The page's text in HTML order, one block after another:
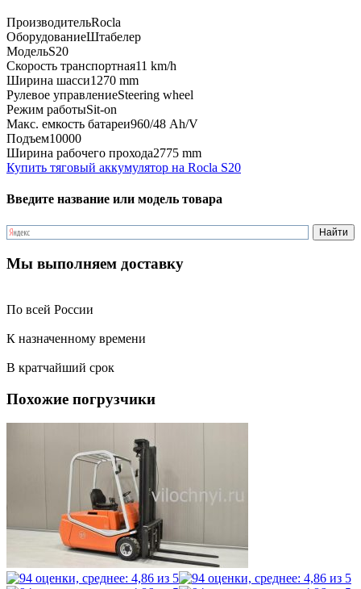
ПроизводительRocla
ОборудованиеШтабелер
МодельS20
Скорость транспортная11 km/h
Ширина шасси1270 mm
Рулевое управлениеSteering wheel
Режим работыSit-on
Макс. емкость батареи960/48 Ah/V
Подъем10000
Ширина рабочего прохода2775 mm
Купить тяговый аккумулятор на Rocla S20
Введите название или модель товара
Мы выполняем доставку
По всей России
К назначенному времени
В кратчайший срок
Похожие погрузчики